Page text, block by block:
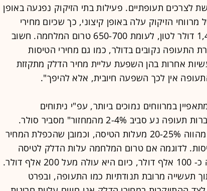
תעופתיים. פעילות בתי הזיקוק נפגעה באופן
הזיקוק עלה באופן קיצוני, כך שכיום מחירי
הדס"ל נעים סביב 1,400-1,500 דולר לטון, לעומת 650-700 טרום המלחמה. חשוב
התעופה נקובים בדולר, כמו גם מחירי הטיסות
אחרות בהן השפעת עליית מחיר הדלק מתקזזת
אין לכך השפעה חיובית, אלא להיפך".
במרווחים נמוכים ביותר, עפ"י ניתוחים
בינלאומיים הרווח הנקי של חברות תעופה נע סביב 2-4% מהמחזור" מסביר סולר.
"בימים כתיקונם מרכיב הדלק מהווה 20-25% מעלות הטיסה, וכמובן שהכפלת המחיר
לדוגמה אם טרום המלחמה עלות הדלק לטיסה
הלוך ושוב ת"א-ניו יורק עלתה כ- 100 אלף דולר, כיום היא עולה מעל 200 אלף דולר.
תעשייה מרובת תנודתיות כמו התעופה, ובפרט